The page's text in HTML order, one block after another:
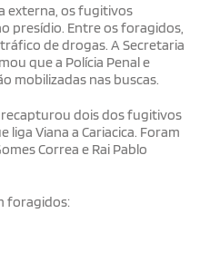
externa, os fugitivos
presídio. Entre os foragidos,
de drogas. A Secretaria
que a Polícia Penal e
mobilizadas nas buscas.
recapturou dois dos fugitivos
Viana a Cariacica. Foram
Correa e Rai Pablo
foragidos: